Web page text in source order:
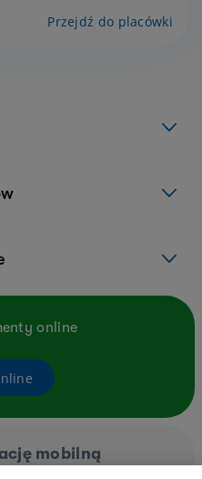
Przejdź do placówki
online
mobilną